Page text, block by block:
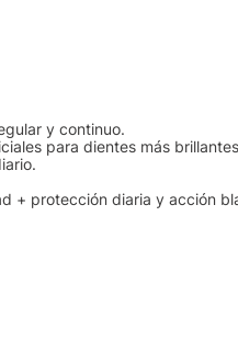
y continuo.
para dientes más
+ protección diaria y acción